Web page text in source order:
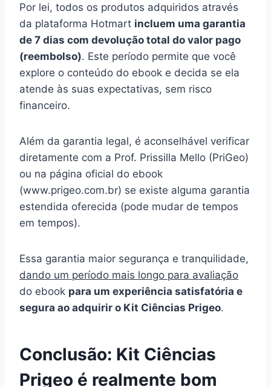
Por lei, todos os produtos adquiridos através
da plataforma Hotmart incluem uma garantia
de 7 dias com devolução total do valor pago
(reembolso). Este período permite que você
explore o conteúdo do ebook e decida se ela
atende às suas expectativas, sem risco
financeiro.
Além da garantia legal, é aconselhável verificar
diretamente com a Prof. Prissilla Mello (PriGeo)
ou na página oficial do ebook
(www.prigeo.com.br) se existe alguma garantia
estendida oferecida (pode mudar de tempos
em tempos).
Essa garantia maior segurança e tranquilidade,
dando um período mais longo para avaliação
do ebook para um experiência satisfatória e
segura ao adquirir o Kit Ciências Prigeo.
Conclusão: Kit Ciências
Prigeo é realmente bom